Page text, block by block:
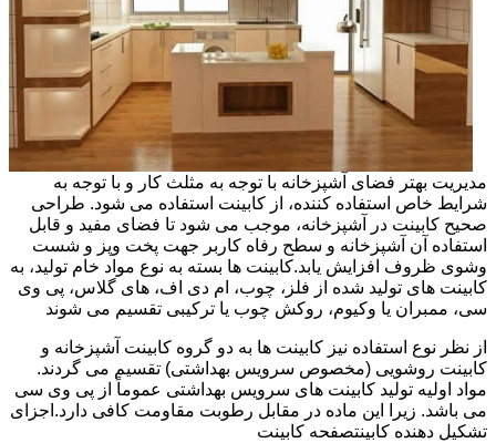
مدیریت بهتر فضای آشپزخانه با توجه به مثلث کار و با توجه به
شرایط خاص استفاده کننده، از کابینت استفاده می شود. طراحی
صحیح کابینت در آشپزخانه، موجب می شود تا فضای مفید و قابل
استفاده آن آشپزخانه و سطح رفاه کاربر جهت پخت وپز و شست
وشوی ظروف افزایش یابد.کابینت ها بسته به نوع مواد خام تولید، به
کابینت های تولید شده از فلز، چوب، ام دی اف، های گلاس، پی وی
سی، ممبران یا وکیوم، روکش چوب یا ترکیبی تقسیم می شوند
از نظر نوع استفاده نیز کابینت ها به دو گروه کابینت آشپزخانه و
کابینت روشویی (مخصوص سرویس بهداشتی) تقسیم می گردند.
مواد اولیه تولید کابینت های سرویس بهداشتی عموماً از پی وی سی
می باشد. زیرا این ماده در مقابل رطوبت مقاومت کافی دارد.اجزای
تشکیل دهنده کابینتصفحه کابینت